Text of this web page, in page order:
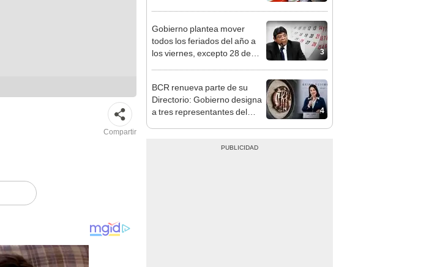
Compartir
3
Gobierno plantea mover
todos los feriados del año a
los viernes, excepto 28 de
4
BCR renueva parte de su
Directorio: Gobierno designa
a tres representantes del